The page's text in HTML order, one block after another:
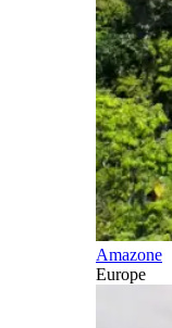
Amazone
Europe